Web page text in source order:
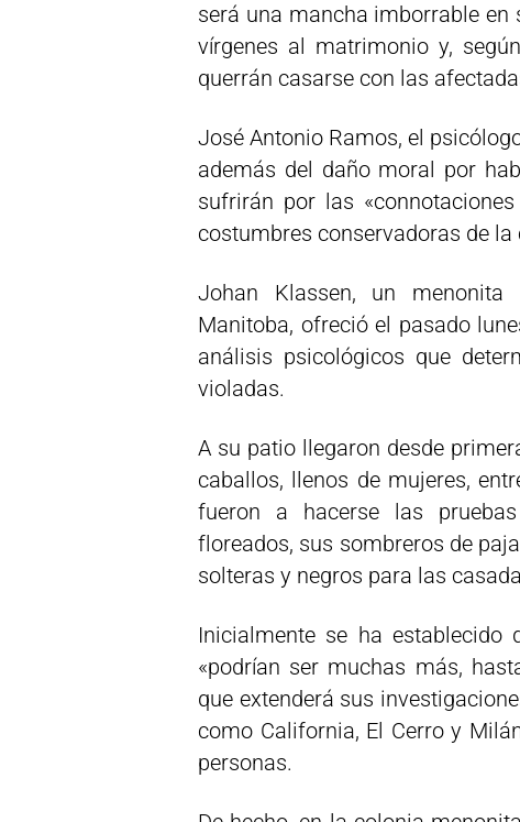
será una mancha imborrable
vírgenes al matrimonio y,
querrán casarse con las
José Antonio Ramos, el
además del daño moral por
sufrirán por las
costumbres conservadoras de la
Johan Klassen, un
Manitoba, ofreció el pasado
análisis psicológicos que
violadas.
A su patio llegaron desde
caballos, llenos de mujeres,
fueron a hacerse las
floreados, sus sombreros de
solteras y negros para las
Inicialmente se ha
«podrían ser muchas más,
que extenderá sus
como California, El Cerro y
personas.